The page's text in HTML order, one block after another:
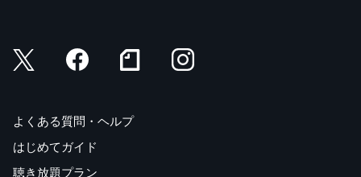
よくある質問・ヘルプ
はじめてガイド
聴き放題プラン